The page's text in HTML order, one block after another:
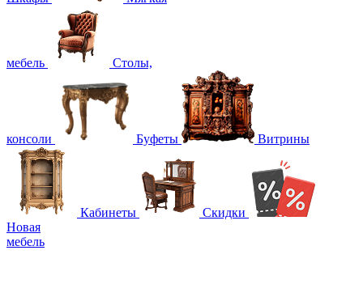
мебель Столы,
консоли Буфеты Витрины
Кабинеты
Скидки
Новая
мебель